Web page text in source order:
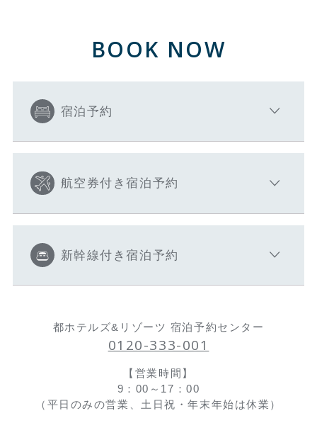
BOOK NOW
宿泊予約
航空券付き宿泊予約
新幹線付き宿泊予約
都ホテルズ&リゾーツ 宿泊予約センター
0120-333-001
【営業時間】
9：00～17：00
（平日のみの営業、土日祝・年末年始は休業）